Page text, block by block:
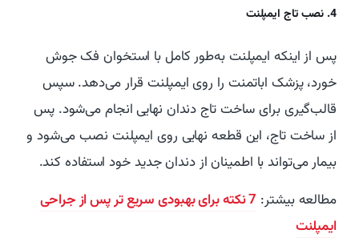
4. نصب تاج ایمپلنت
پس از اینکه ایمپلنت به‌طور کامل با استخوان فک جوش
خورد، پزشک اباتمنت را روی ایمپلنت قرار می‌دهد. سپس
قالب‌گیری برای ساخت تاج دندان نهایی انجام می‌شود. پس
از ساخت تاج، این قطعه نهایی روی ایمپلنت نصب می‌شود و
بیمار می‌تواند با اطمینان از دندان جدید خود استفاده کند.
مطالعه بیشتر: 7 نکته برای بهبودی سریع تر پس از جراحی
ایمپلنت